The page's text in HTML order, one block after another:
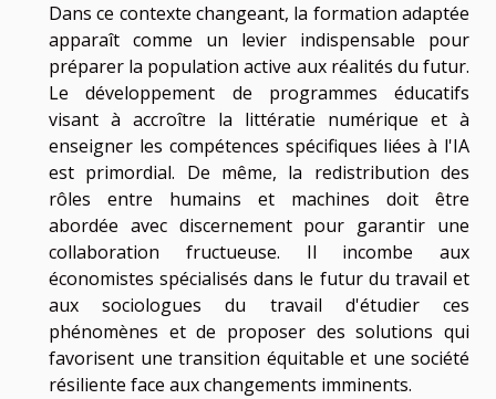
Dans ce contexte changeant, la formation adaptée
apparaît comme un levier indispensable pour
préparer la population active aux réalités du futur.
Le développement de programmes éducatifs
visant à accroître la littératie numérique et à
enseigner les compétences spécifiques liées à l'IA
est primordial. De même, la redistribution des
rôles entre humains et machines doit être
abordée avec discernement pour garantir une
collaboration fructueuse. Il incombe aux
économistes spécialisés dans le futur du travail et
aux sociologues du travail d'étudier ces
phénomènes et de proposer des solutions qui
favorisent une transition équitable et une société
résiliente face aux changements imminents.